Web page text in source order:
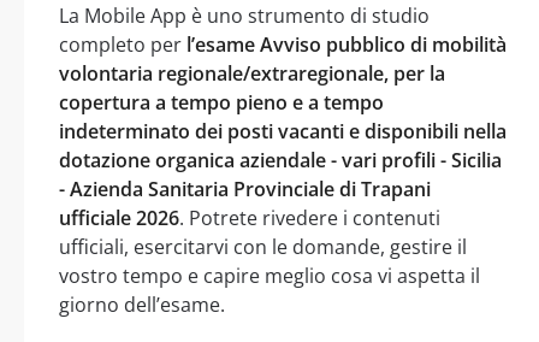
La Mobile App è uno strumento di studio
completo per l’esame Avviso pubblico di mobilità
volontaria regionale/extraregionale, per la
copertura a tempo pieno e a tempo
indeterminato dei posti vacanti e disponibili nella
dotazione organica aziendale - vari profili - Sicilia
- Azienda Sanitaria Provinciale di Trapani
ufficiale 2026. Potrete rivedere i contenuti
ufficiali, esercitarvi con le domande, gestire il
vostro tempo e capire meglio cosa vi aspetta il
giorno dell’esame.